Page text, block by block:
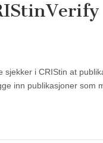
i CRIStin at
inn publikasjoner som